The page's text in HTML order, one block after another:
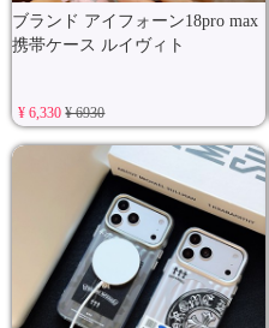
ブランド アイフォーン18pro max
携帯ケース ルイヴィト
¥ 6,330¥ 6930